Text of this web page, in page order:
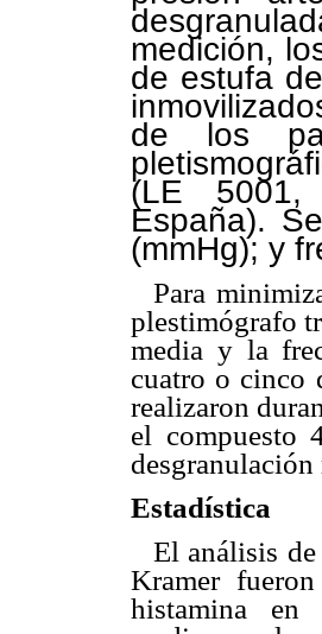
medición,
de estufa
de los
(LE 5001,
España).
(mmHg); y
Para
plestimógrafo
media y la
cuatro o cinco
realizaron
el compuesto
Estadística
El análisis
Kramer
histamina en